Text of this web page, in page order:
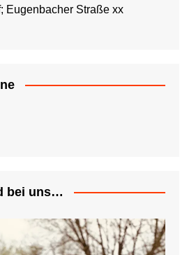
Eugenbacher Straße xx
bei uns…